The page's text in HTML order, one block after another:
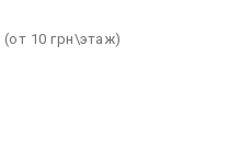
10 грн\этаж)